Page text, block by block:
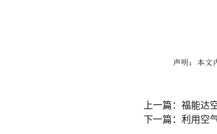
上一篇：福能达
下一篇：利用空